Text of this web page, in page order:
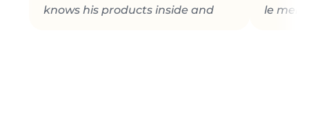
knows his products inside and
le